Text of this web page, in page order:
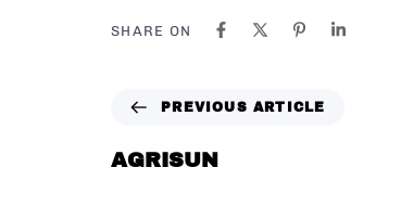
SHARE ON
PREVIOUS ARTICLE
AGRISUN